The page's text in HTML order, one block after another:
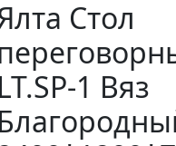
Стол
LT.SP-1 Вяз